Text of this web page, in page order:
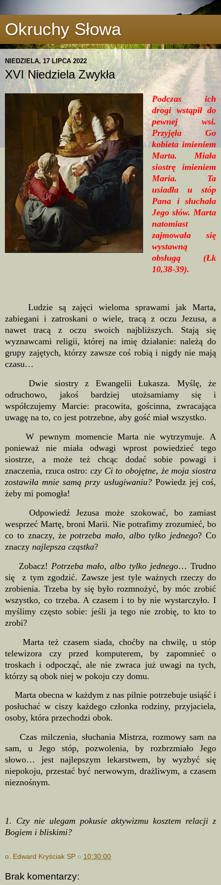
Okruchy Słowa
NIEDZIELA, 17 LIPCA 2022
XVI Niedziela Zwykła
Podczas ich
drogi wstąpił do
pewnej wsi.
Przyjęła Go
kobieta imieniem
Marta. Miała
siostrę imieniem
Maria. Ta
usiadła u stóp
Pana i słuchała
Jego słów. Marta
natomiast
zajmowała się
wystawną
obsługą (Łk
10,38-39).
Ludzie są zajęci wieloma sprawami jak Marta,
zabiegani i zatroskani o wiele, tracą z oczu Jezusa, a
nawet tracą z oczu swoich najbliższych. Stają się
wyznawcami religii, której na imię działanie: należą do
grupy zajętych, którzy zawsze coś robią i nigdy nie mają
czasu…
Dwie siostry z Ewangelii Łukasza. Myślę, że
odruchowo, jakoś bardziej utożsamiamy się i
współczujemy Marcie: pracowita, gościnna, zwracająca
uwagę na to, co jest potrzebne, aby gość miał wszystko.
W pewnym momencie Marta nie wytrzymuje. A
ponieważ nie miała odwagi wprost powiedzieć tego
siostrze, a może też chcąc dodać sobie powagi i
znaczenia, rzuca ostro: czy Ci to obojętne, że moja siostra
zostawiła mnie samą przy usługiwaniu?Powiedz jej coś,
żeby mi pomogła!
Odpowiedź Jezusa może szokować, bo zamiast
wesprzeć Martę, broni Marii. Nie potrafimy zrozumieć, bo
co to znaczy, że potrzeba mało, albo tylko jednego? Co
znaczy najlepsza cząstka?
Zobacz! Potrzeba mało, albo tylko jednego… Trudno
się z tym zgodzić. Zawsze jest tyle ważnych rzeczy do
zrobienia. Trzeba by się było rozmnożyć, by móc zrobić
wszystko, co trzeba. A czasem i to by nie wystarczyło. I
myślimy często sobie: jeśli ja tego nie zrobię, to kto to
zrobi?
Marta też czasem siada, choćby na chwilę, u stóp
telewizora czy przed komputerem, by zapomnieć o
troskach i odpocząć, ale nie zwraca już uwagi na tych,
którzy są obok niej w pokoju czy domu.
Marta obecna w każdym z nas pilnie potrzebuje usiąść i
posłuchać w ciszy każdego członka rodziny, przyjaciela,
osoby, która przechodzi obok.
Czas milczenia, słuchania Mistrza, rozmowy sam na
sam, u Jego stóp, pozwolenia, by rozbrzmiało Jego
słowo… jest najlepszym lekarstwem, by wyzbyć się
niepokoju, przestać być nerwowym, drażliwym, a czasem
nieznośnym.
1. Czy nie ulegam pokusie aktywizmu kosztem relacji z
Bogiem i bliskimi?
o. Edward Kryściak SP o 10:30:00
Brak komentarzy: